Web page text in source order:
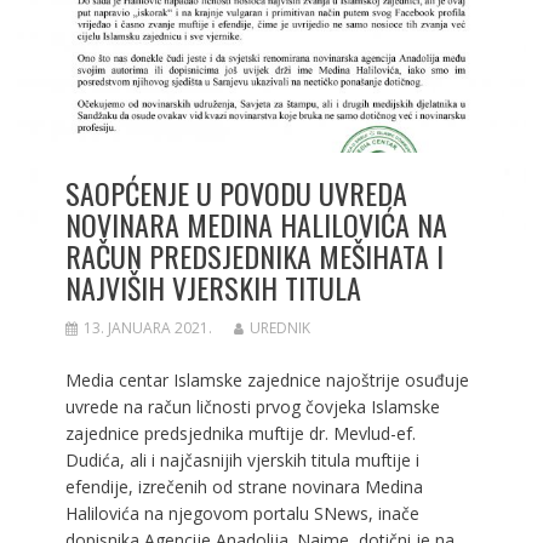
SAOPĆENJE U POVODU UVREDA
NOVINARA MEDINA HALILOVIĆA NA
RAČUN PREDSJEDNIKA MEŠIHATA I
NAJVIŠIH VJERSKIH TITULA
13. JANUARA 2021. UREDNIK
Media centar Islamske zajednice najoštrije osuđuje
uvrede na račun ličnosti prvog čovjeka Islamske
zajednice predsjednika muftije dr. Mevlud-ef.
Dudića, ali i najčasnijih vjerskih titula muftije i
efendije, izrečenih od strane novinara Medina
Halilovića na njegovom portalu SNews, inače